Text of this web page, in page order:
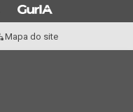
ESTADO
Mapa do site